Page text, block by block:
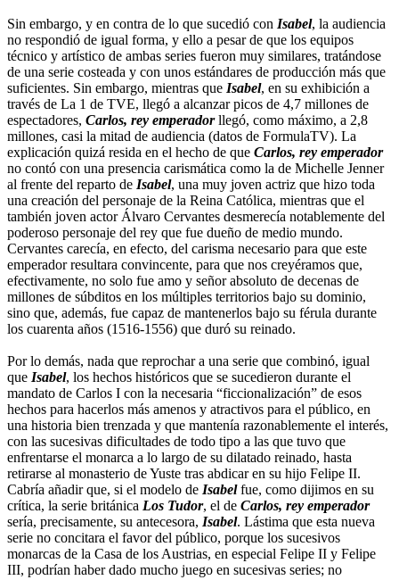
Sin embargo, y en contra de lo que sucedió con Isabel, la audiencia
no respondió de igual forma, y ello a pesar de que los equipos
técnico y artístico de ambas series fueron muy similares, tratándose
de una serie costeada y con unos estándares de producción más que
suficientes. Sin embargo, mientras que Isabel, en su exhibición a
través de La 1 de TVE, llegó a alcanzar picos de 4,7 millones de
espectadores, Carlos, rey emperadorllegó, como máximo, a 2,8
millones, casi la mitad de audiencia (datos de FormulaTV). La
explicación quizá resida en el hecho de que Carlos, rey emperador
no contó con una presencia carismática como la de Michelle Jenner
al frente del reparto de Isabel, una muy joven actriz que hizo toda
una creación del personaje de la Reina Católica, mientras que el
también joven actor Álvaro Cervantes desmerecía notablemente del
poderoso personaje del rey que fue dueño de medio mundo.
Cervantes carecía, en efecto, del carisma necesario para que este
emperador resultara convincente, para que nos creyéramos que,
efectivamente, no solo fue amo y señor absoluto de decenas de
millones de súbditos en los múltiples territorios bajo su dominio,
sino que, además, fue capaz de mantenerlos bajo su férula durante
los cuarenta años (1516-1556) que duró su reinado.
Por lo demás, nada que reprochar a una serie que combinó, igual
que Isabel, los hechos históricos que se sucedieron durante el
mandato de Carlos I con la necesaria “ficcionalización” de esos
hechos para hacerlos más amenos y atractivos para el público, en
una historia bien trenzada y que mantenía razonablemente el interés,
con las sucesivas dificultades de todo tipo a las que tuvo que
enfrentarse el monarca a lo largo de su dilatado reinado, hasta
retirarse al monasterio de Yuste tras abdicar en su hijo Felipe II.
Cabría añadir que, si el modelo de Isabel fue, como dijimos en su
crítica, la serie británica Los Tudor, el de Carlos, rey emperador
sería, precisamente, su antecesora, Isabel. Lástima que esta nueva
serie no concitara el favor del público, porque los sucesivos
monarcas de la Casa de los Austrias, en especial Felipe II y Felipe
III, podrían haber dado mucho juego en sucesivas series; no